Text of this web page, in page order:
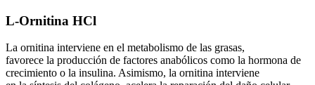
L-Ornitina HCl
La ornitina interviene en el metabolismo de las grasas,
favorece la producción de factores anabólicos como la hormona de
crecimiento o la insulina. Asimismo, la ornitina interviene